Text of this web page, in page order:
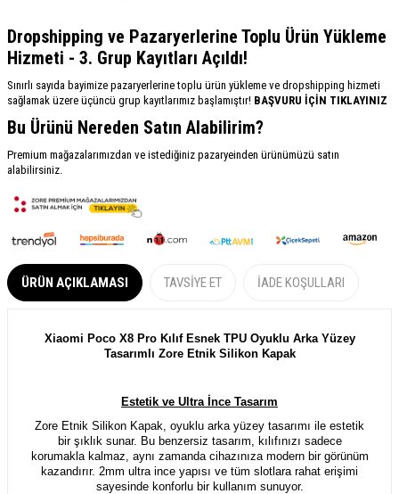
Dropshipping ve Pazaryerlerine Toplu Ürün Yükleme
Hizmeti - 3. Grup Kayıtları Açıldı!
Sınırlı sayıda bayimize pazaryerlerine toplu ürün yükleme ve dropshipping hizmeti
sağlamak üzere üçüncü grup kayıtlarımız başlamıştır! BAŞVURU İÇİN TIKLAYINIZ
Bu Ürünü Nereden Satın Alabilirim?
Premium mağazalarımızdan ve istediğiniz pazaryeinden ürünümüzü satın
alabilirsiniz.
ÜRÜN AÇIKLAMASI TAVSIYE ET İADE KOŞULLARI
Xiaomi Poco X8 Pro Kılıf Esnek TPU Oyuklu Arka Yüzey
Tasarımlı Zore Etnik Silikon Kapak
Estetik ve Ultra İnce Tasarım
Zore Etnik Silikon Kapak, oyuklu arka yüzey tasarımı ile estetik
bir şıklık sunar. Bu benzersiz tasarım, kılıfınızı sadece
korumakla kalmaz, aynı zamanda cihazınıza modern bir görünüm
kazandırır. 2mm ultra ince yapısı ve tüm slotlara rahat erişimi
sayesinde konforlu bir kullanım sunuyor.